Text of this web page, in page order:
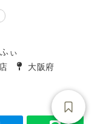
ふぃ
タグ
大阪府